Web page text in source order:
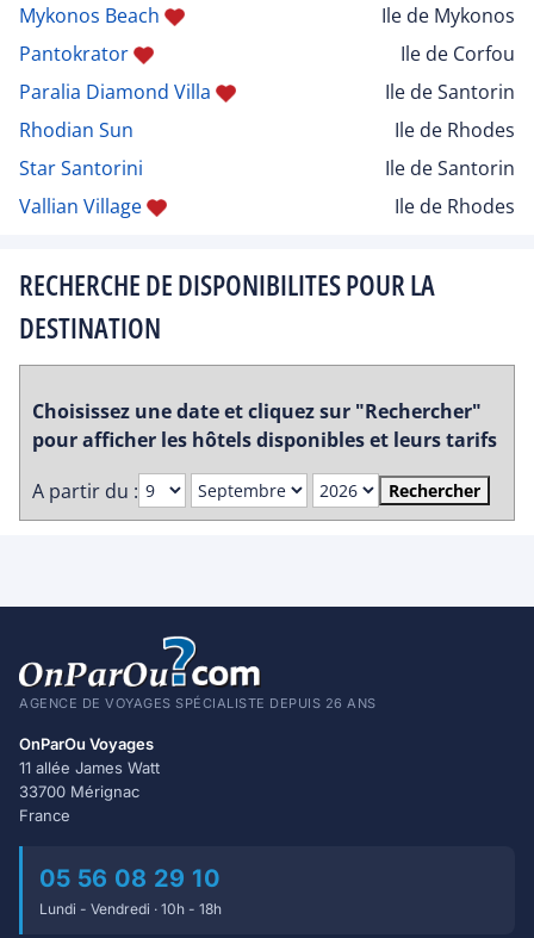
Mykonos Beach
Ile de Mykonos
Pantokrator
Ile de Corfou
Paralia Diamond Villa
Ile de Santorin
Rhodian Sun
Ile de Rhodes
Star Santorini
Ile de Santorin
Vallian Village
Ile de Rhodes
RECHERCHE DE DISPONIBILITES POUR LA
DESTINATION
Choisissez une date et cliquez sur "Rechercher"
pour afficher les hôtels disponibles et leurs tarifs
A partir du :
Rechercher
AGENCE DE VOYAGES SPÉCIALISTE DEPUIS 26 ANS
OnParOu Voyages
11 allée James Watt
33700 Mérignac
France
05 56 08 29 10
Lundi - Vendredi · 10h - 18h